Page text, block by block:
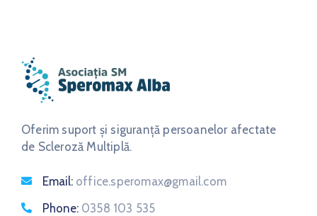
Oferim suport și siguranță persoanelor afectate
de Scleroză Multiplă.
Email: office.speromax@gmail.com
Phone: 0358 103 535